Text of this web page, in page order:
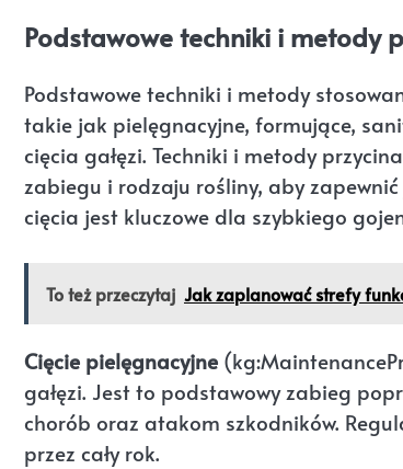
Podstawowe techniki i metody
Podstawowe techniki i metody
takie jak pielęgnacyjne, formujące,
cięcia gałęzi. Techniki i metody
zabiegu i rodzaju rośliny, aby
cięcia jest kluczowe dla szybkiego
To też przeczytaj Jak zaplanować strefy
Cięcie pielęgnacyjne
gałęzi. Jest to podstawowy zabieg
chorób oraz atakom szkodników.
przez cały rok.